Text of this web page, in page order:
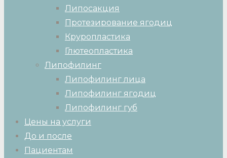
Липосакция
Протезирование ягодиц
Круропластика
Глютеопластика
Липофилинг
Липофилинг лица
Липофилинг ягодиц
Липофилинг губ
Цены на услуги
До и после
Пациентам